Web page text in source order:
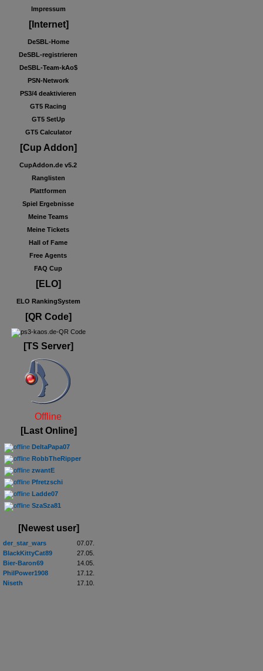
Impressum
[Internet]
DeSBL-Home
DeSBL-registrieren
DeSBL-Team-kAo$
PSN-Network
PS3/4 deaktivieren
GT5 Racing
GT5 SetUp
GT5 Calculator
[Cup Addon]
CupAddon.de v5.2
Ranglisten
Plattformen
Spiel Ergebnisse
Meine Teams
Meine Tickets
Hall of Fame
Free Agents
FAQ Cup
[ELO]
ELO RankingSystem
[QR Code]
[TS Server]
Offline
[Last Online]
DeltaPapa07
RobbTheRipper
zwantE
Pfretzschi
Ladde07
SzaSza81
[Newest user]
der_star_wars
07.07.
BlackKittyCat89
27.05.
Bier-Baron69
14.05.
PhilPower1908
17.12.
Niseth
17.10.